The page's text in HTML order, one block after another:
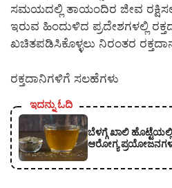
ಸಮಯದಲ್ಲಿ ತಾಯಂದಿರ ಜೀವ
ಇರುವ ಹಿಂದುಳಿದ ಪ್ರದೇಶಗಳಲ್ಲಿ
ಖಚಿತಪಡಿಸಿಕೊಳ್ಳಲು ನಿರಂತರ
ರಕ್ತದಾನಿಗಳಿಗೆ ಸಲಹೆಗಳು
ಇದನ್ನು ಓದಿ
ಬೆಳಗ್ಗೆ ಖಾಲಿ
ಆರೋಗ್ಯ